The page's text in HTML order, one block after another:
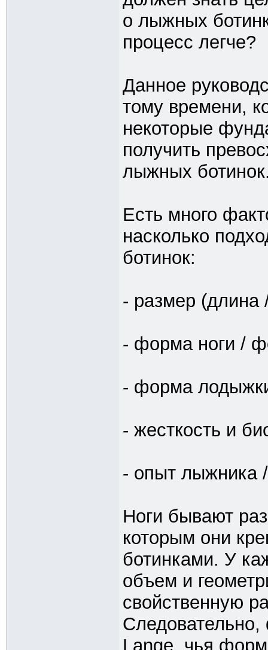
о лыжных
процесс легче?
Данное
тому времени,
некоторые
получить
лыжных
Есть много
насколько
ботинок:
- размер (длина
- форма ноги /
- форма
- жесткость и
- опыт лыжника
Ноги бывают
которым они
ботинками. У
объем и
свойственную
Следовательно,
Lange, чья